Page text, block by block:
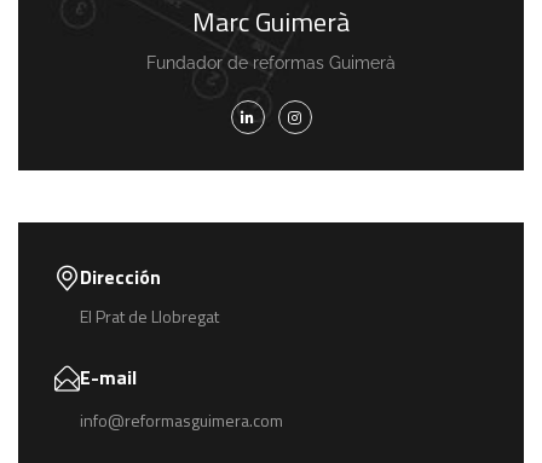
Marc Guimerà
Fundador de reformas Guimerà
Dirección
El Prat de Llobregat
E-mail
info@reformasguimera.com